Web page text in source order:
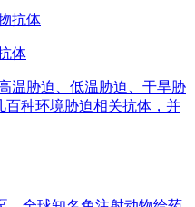
体
温胁迫、低温胁迫、干旱胁
种环境胁迫相关抗体，并